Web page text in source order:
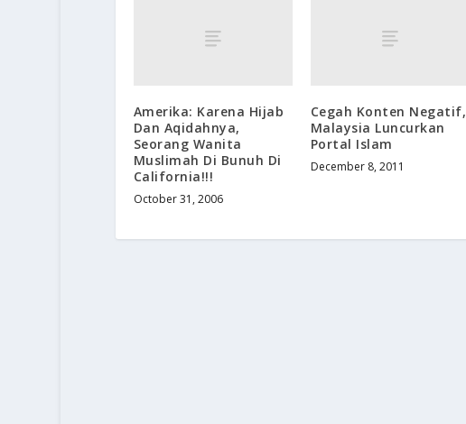
Amerika: Karena Hijab
Dan Aqidahnya,
Seorang Wanita
Muslimah Di Bunuh Di
California!!!
October 31, 2006
Cegah Konten Negatif,
Malaysia Luncurkan
Portal Islam
December 8, 2011